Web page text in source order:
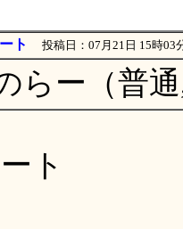
ト 投稿日：07月21日 15時03
らー（普通
ト